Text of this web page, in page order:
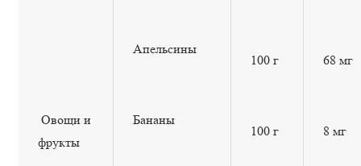
Овощи и
фрукты
Апельсины
Бананы
100 г
100 г
68 мг
8 мг